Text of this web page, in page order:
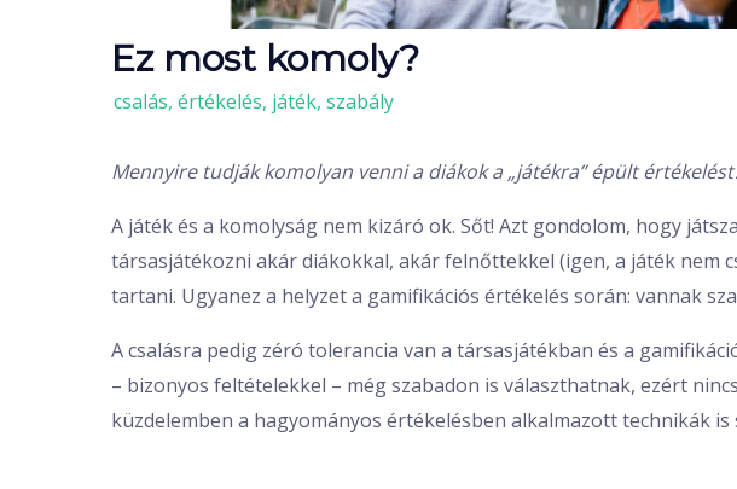
Ez most komoly?
csalás, értékelés, játék, szabály
Mennyire tudják komolyan venni a diákok a „játékra” épült
A játék és a komolyság nem kizáró ok. Sőt! Azt gondolom, hogy
társasjátékozni akár diákokkal, akár felnőttekkel (igen, a játék nem
tartani. Ugyanez a helyzet a gamifikációs értékelés során: vannak
A csalásra pedig zéró tolerancia van a társasjátékban és a
– bizonyos feltételekkel – még szabadon is választhatnak, ezért
küzdelemben a hagyományos értékelésben alkalmazott technikák is